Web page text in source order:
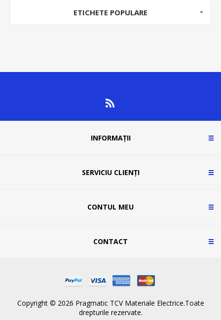
ETICHETE POPULARE
INFORMAȚII
SERVICIU CLIENȚI
CONTUL MEU
CONTACT
Copyright © 2026 Pragmatic TCV Materiale Electrice.Toate
drepturile rezervate.